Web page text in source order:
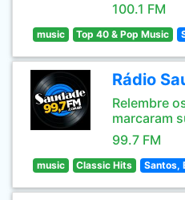
100.1 FM
music Top 40 & Pop Music
Rádio
Relembre
marcaram
99.7 FM
music Classic Hits Santos,